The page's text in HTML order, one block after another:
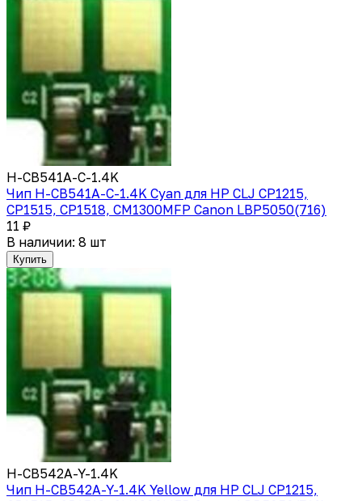
H-CB541A-C-1.4K
Чип H-CB541A-C-1.4K Cyan для HP CLJ CP1215,
CP1515, CP1518, CM1300MFP Canon LBP5050(716)
11 ₽
В наличии: 8 шт
Купить
H-CB542A-Y-1.4K
Чип H-CB542A-Y-1.4K Yellow для HP CLJ CP1215,